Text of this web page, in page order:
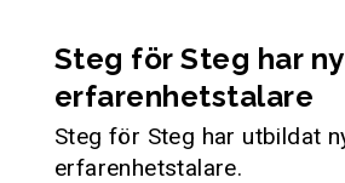
Steg för Steg har
erfarenhetstalare
Steg för Steg har utbildat
erfarenhetstalare.